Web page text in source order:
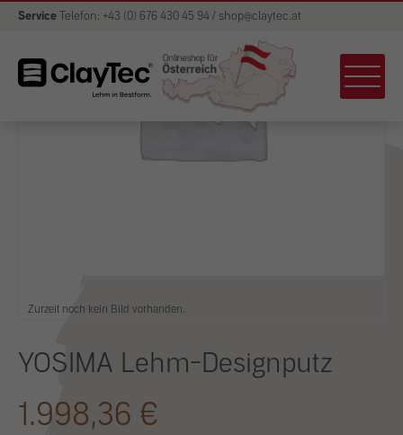
Service Telefon: +43 (0) 676 430 45 94 / shop@claytec.at
Zurzeit noch kein Bild vorhanden.
YOSIMA Lehm-Designputz
1.998,36 €